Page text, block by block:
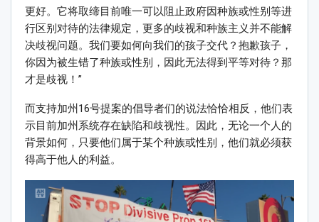
更好。它将取缔目前唯一可以阻止政府因种族或性别等进
行区别对待的法律规定，更多的歧视和种族主义并不能解
决歧视问题。我们要如何向我们的孩子交代？抱歉孩子，
你因为被生错了种族或性别，因此无法得到平等对待？那
才是歧视！”
而支持加州16号提案的倡导者们的说法恰恰相反，他们表
示目前加州系统存在缺陷和歧视性。因此，无论一个人的
背景如何，只要他们属于某个种族或性别，他们就必须获
得高于他人的利益。